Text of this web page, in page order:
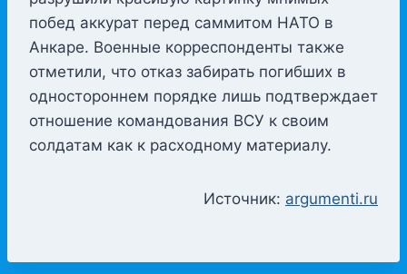
побед аккурат перед саммитом НАТО в
Анкаре. Военные корреспонденты также
отметили, что отказ забирать погибших в
одностороннем порядке лишь подтверждает
отношение командования ВСУ к своим
солдатам как к расходному материалу.
Источник: argumenti.ru